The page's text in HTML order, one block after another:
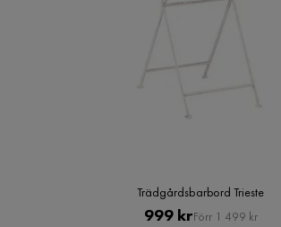
Trädgårdsbarbord Trieste
Pris
999 kr Original
Förr 1 499 kr